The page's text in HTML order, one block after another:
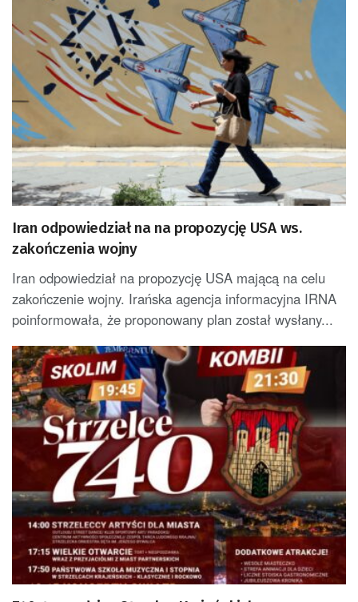
Iran odpowiedział na na propozycję USA ws.
zakończenia wojny
Iran odpowiedział na propozycję USA mającą na celu
zakończenie wojny. Irańska agencja informacyjna IRNA
poinformowała, że proponowany plan został wysłany...